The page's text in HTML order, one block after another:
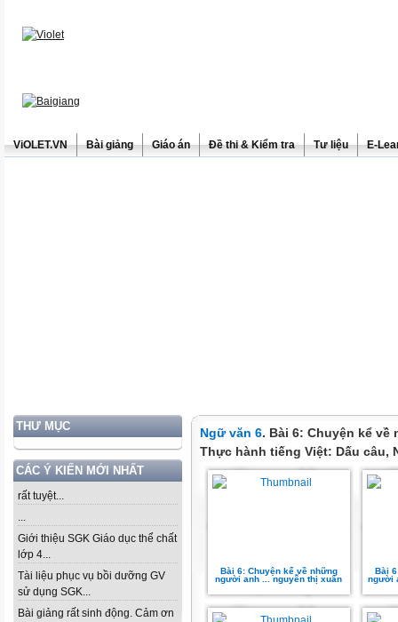
ViOLET.VN Bài giảng Giáo án Đề thi & Kiểm tra Tư liệu E-
THƯ MỤC
CÁC Ý KIẾN MỚI NHẤT
rất tuyệt...
...
Giới thiệu SGK Giáo dục thể chất
lớp 4...
Tài liệu phục vụ bồi dưỡng GV
sử dụng SGK...
Bài giảng rất sinh động. Cảm ơn
Ngữ văn 6. Bài 6: Chuyện kể
Thực hành tiếng Việt: Dấu câu,
Bài 6: Chuyện kể về những
người anh ... nguyễn thị xuân
Bài
người